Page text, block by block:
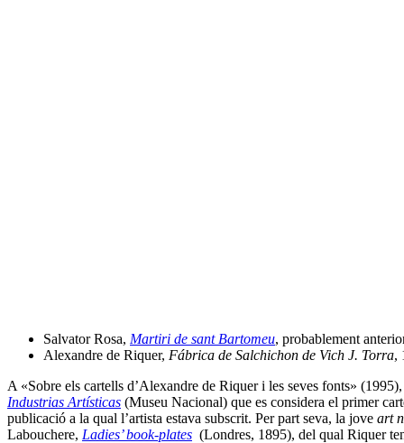
Salvator Rosa, Martiri de sant Bartomeu, probablement
Alexandre de Riquer, Fábrica de Salchichon de Vich J. Torra,
A «Sobre els cartells d’Alexandre de Riquer i les seves fonts»
Industrias Artísticas (Museu Nacional) que es considera el primer
publicació a la qual l’artista estava subscrit. Per part seva, la jove art
Labouchere, Ladies’ book-plates (Londres, 1895), del qual Riquer